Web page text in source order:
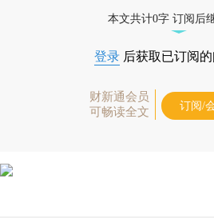
本文共计0字 订阅后
登录 后获取已订阅
财新通会员
可畅读全文
订阅/